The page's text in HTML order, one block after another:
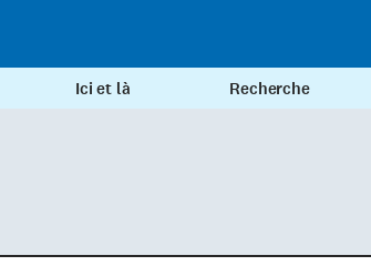
Ici et là Recherche